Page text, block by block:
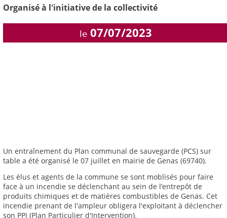
Organisé à l'initiative de la collectivité
le 07/07/2023
Un entraînement du Plan communal de sauvegarde (PCS) sur
table a été organisé le 07 juillet en mairie de Genas (69740).
Les élus et agents de la commune se sont moblisés pour faire
face à un incendie se déclenchant au sein de l’entrepôt de
produits chimiques et de matières combustibles de Genas. Cet
incendie prenant de l'ampleur obligera l'exploitant à déclencher
son PPI (Plan Particulier d'Intervention).